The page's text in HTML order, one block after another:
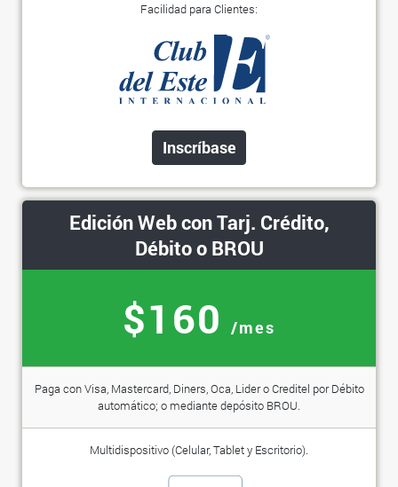
Facilidad para Clientes:
Inscríbase
Edición Web con Tarj. Crédito,
Débito o BROU
$160 /mes
Paga con Visa, Mastercard, Diners, Oca, Lider o Creditel por Débito
automático; o mediante depósito BROU.
Multidispositivo (Celular, Tablet y Escritorio).